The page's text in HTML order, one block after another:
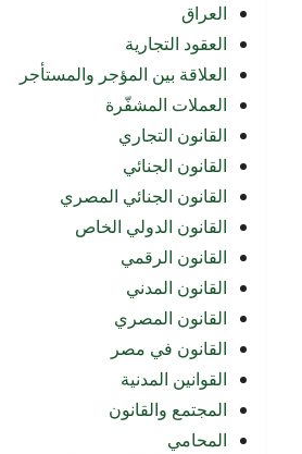
العراق
العقود التجارية
العلاقة بين المؤجر والمستأجر
العملات المشفّرة
القانون التجاري
القانون الجنائي
القانون الجنائي المصري
القانون الدولي الخاص
القانون الرقمي
القانون المدني
القانون المصري
القانون في مصر
القوانين المدنية
المجتمع والقانون
المحامي